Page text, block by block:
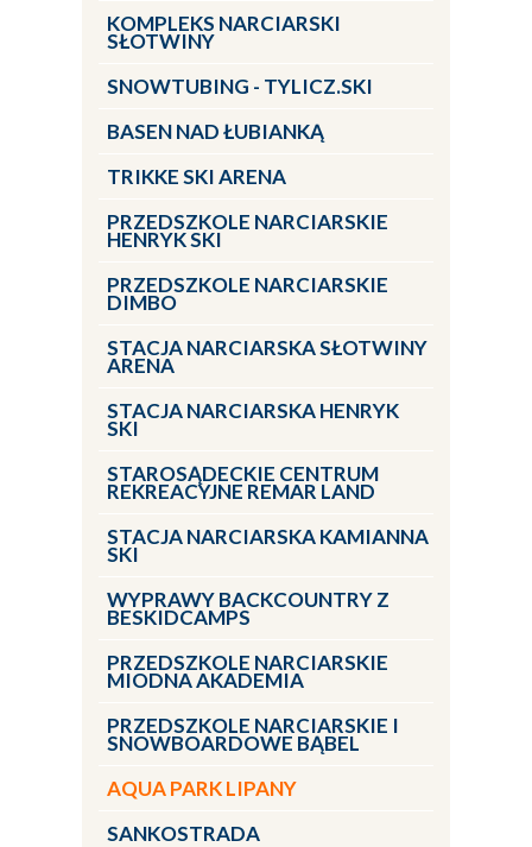
KOMPLEKS NARCIARSKI
SŁOTWINY
SNOWTUBING - TYLICZ.SKI
BASEN NAD ŁUBIANKĄ
TRIKKE SKI ARENA
PRZEDSZKOLE NARCIARSKIE
HENRYK SKI
PRZEDSZKOLE NARCIARSKIE
DIMBO
STACJA NARCIARSKA SŁOTWINY
ARENA
STACJA NARCIARSKA HENRYK
SKI
STAROSĄDECKIE CENTRUM
REKREACYJNE REMAR LAND
STACJA NARCIARSKA KAMIANNA
SKI
WYPRAWY BACKCOUNTRY Z
BESKIDCAMPS
PRZEDSZKOLE NARCIARSKIE
MIODNA AKADEMIA
PRZEDSZKOLE NARCIARSKIE I
SNOWBOARDOWE BĄBEL
AQUA PARK LIPANY
SANKOSTRADA